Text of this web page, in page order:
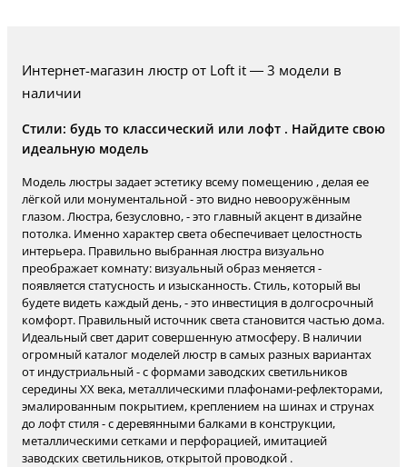
Интернет-магазин люстр от Loft it — 3 модели в
наличии
Стили: будь то классический или лофт . Найдите свою
идеальную модель
Модель люстры задает эстетику всему помещению , делая ее
лёгкой или монументальной - это видно невооружённым
глазом. Люстра, безусловно, - это главный акцент в дизайне
потолка. Именно характер света обеспечивает целостность
интерьера. Правильно выбранная люстра визуально
преображает комнату: визуальный образ меняется -
появляется статусность и изысканность. Стиль, который вы
будете видеть каждый день, - это инвестиция в долгосрочный
комфорт. Правильный источник света становится частью дома.
Идеальный свет дарит совершенную атмосферу. В наличии
огромный каталог моделей люстр в самых разных вариантах
от индустриальный - с формами заводских светильников
середины XX века, металлическими плафонами-рефлекторами,
эмалированным покрытием, креплением на шинах и струнах
до лофт стиля - с деревянными балками в конструкции,
металлическими сетками и перфорацией, имитацией
заводских светильников, открытой проводкой .